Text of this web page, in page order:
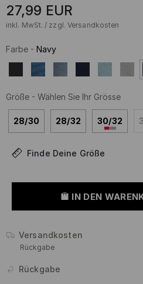
27,99 EUR
inkl. MwSt. / zzgl. Versandkosten
Farbe - Navy
Größe - Wählen Sie Ihr Grösse
28/30 28/32 30/32
Finde Deine Größe
IN DEN
Versandkosten
Rückgabe
Rückgabe